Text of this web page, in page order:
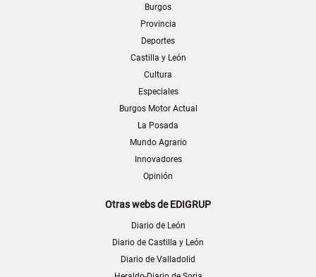
Burgos
Provincia
Deportes
Castilla y León
Cultura
Especiales
Burgos Motor Actual
La Posada
Mundo Agrario
Innovadores
Opinión
Otras webs de EDIGRUP
Diario de León
Diario de Castilla y León
Diario de Valladolid